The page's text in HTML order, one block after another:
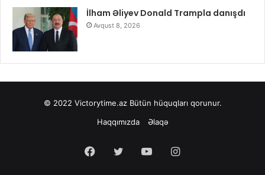
İlham Əliyev Donald Trampla danışdı
Avqust 8, 2026
© 2022 Victorytime.azBütün hüquqları qorunur.
Haqqımızda
Əlaqə
Facebook
TwitterYouTubeInstagram